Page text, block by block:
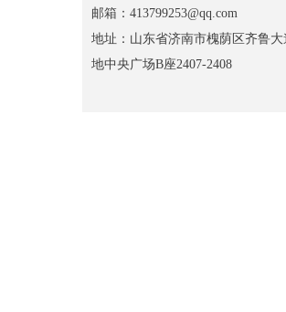
邮箱：413799253@qq.com
地址：山东省济南市槐荫区齐鲁大
地中央广场B座2407-2408